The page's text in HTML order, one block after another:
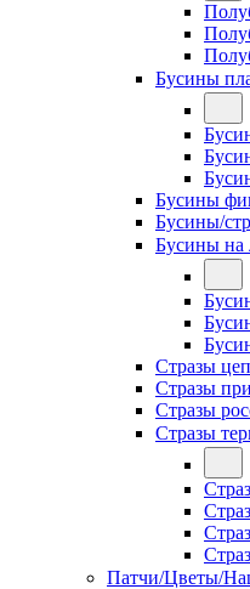
Бусины
Бусины
Бусины/
Бусины на
Стразы
Стразы
Стразы
Стразы
Патчи/Цветы/